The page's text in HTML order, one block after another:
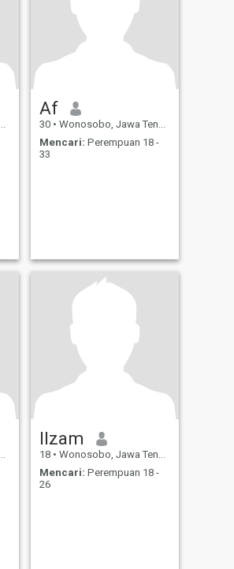
Af
30 • Wonosobo, Jawa Tengah, Indonesia
Mencari: Perempuan 18 -
33
Ilzam
18 • Wonosobo, Jawa Tengah, Indonesia
Mencari: Perempuan 18 -
26